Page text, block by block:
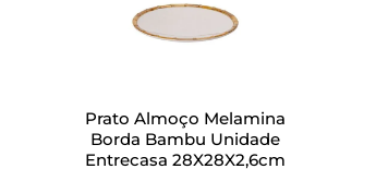
Prato Almoço Melamina
Borda Bambu Unidade
Entrecasa 28X28X2,6cm